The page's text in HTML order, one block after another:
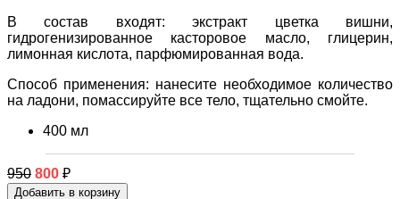
В состав входят: экстракт цветка вишни,
гидрогенизированное касторовое масло, глицерин,
лимонная кислота, парфюмированная вода.
Способ применения: нанесите необходимое количество
на ладони, помассируйте все тело, тщательно смойте.
400 мл
950 800 ₽